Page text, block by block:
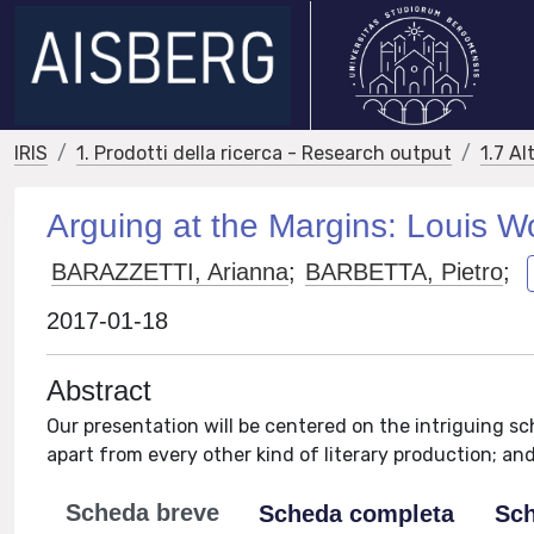
IRIS 1. Prodotti della ricerca - Research output 1.7
Arguing at the Margins: Louis
BARAZZETTI, Arianna; BARBETTA, Pietro;
2017-01-18
Abstract
Our presentation will be centered on the intriguing
apart from every other kind of literary production;
Scheda breve Scheda completa